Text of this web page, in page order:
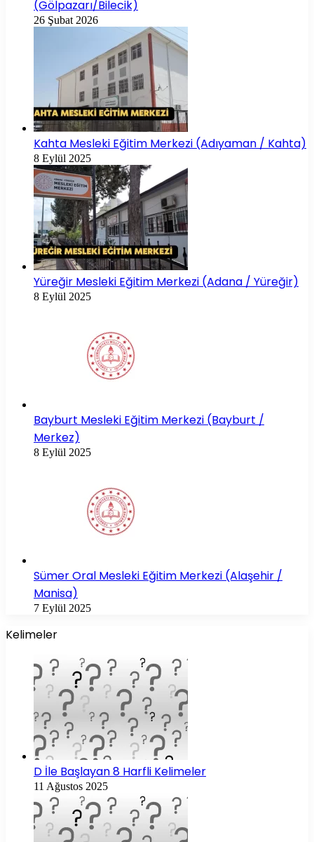
(Gölpazarı/Bilecik)
26 Şubat 2026
Kahta Mesleki Eğitim Merkezi (Adıyaman / Kahta)
8 Eylül 2025
Yüreğir Mesleki Eğitim Merkezi (Adana / Yüreğir)
8 Eylül 2025
Bayburt Mesleki Eğitim Merkezi (Bayburt /
Merkez)
8 Eylül 2025
Sümer Oral Mesleki Eğitim Merkezi (Alaşehir /
Manisa)
7 Eylül 2025
Kelimeler
D İle Başlayan 8 Harfli Kelimeler
11 Ağustos 2025